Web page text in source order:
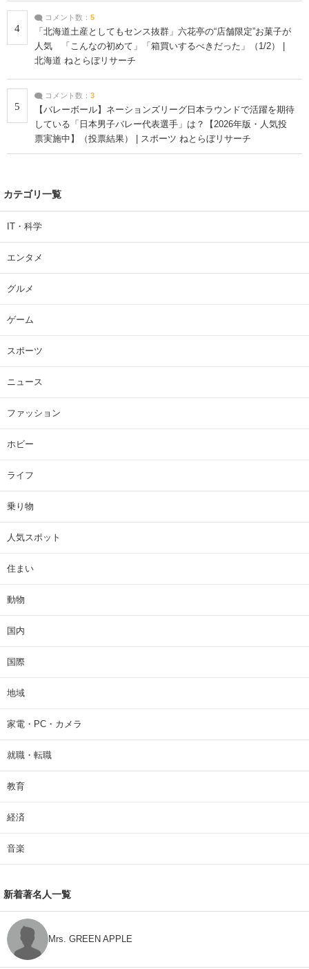
4
コメント数： 5
「北海道土産としてもセンス抜群」六花亭の“店舗限定”お菓子が
人気 「こんなの初めて」「箱買いするべきだった」（1/2） |
北海道 ねとらぼリサーチ
5
コメント数： 3
【バレーボール】ネーションズリーグ日本ラウンドで活躍を期待
している「日本男子バレー代表選手」は？【2026年版・人気投
票実施中】（投票結果） | スポーツ ねとらぼリサーチ
カテゴリ一覧
IT・科学
エンタメ
グルメ
ゲーム
スポーツ
ニュース
ファッション
ホビー
ライフ
乗り物
人気スポット
住まい
動物
国内
国際
地域
家電・PC・カメラ
就職・転職
教育
経済
音楽
新着著名人一覧
Mrs. GREEN APPLE